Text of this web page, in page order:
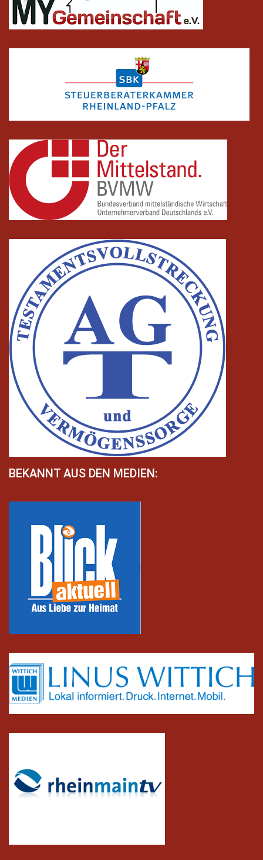
BEKANNT AUS DEN MEDIEN: